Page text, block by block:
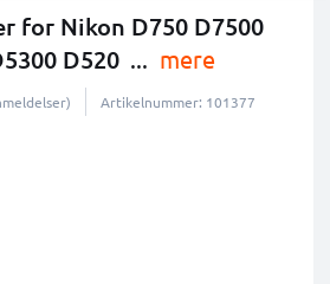
for Nikon D750 D7500
D520 ... mere
Artikelnummer: 101377